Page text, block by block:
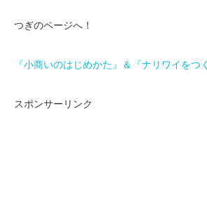
つぎのページへ！
『小商いのはじめかた』＆『ナリワイをつ
スポンサーリンク